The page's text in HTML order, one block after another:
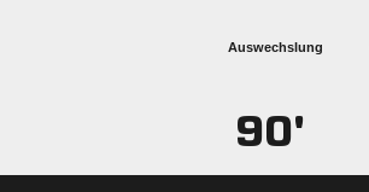
Auswechslung
90'